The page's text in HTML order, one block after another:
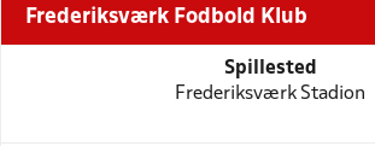
Frederiksværk Fodbold Klub
Spillested
Frederiksværk Stadion